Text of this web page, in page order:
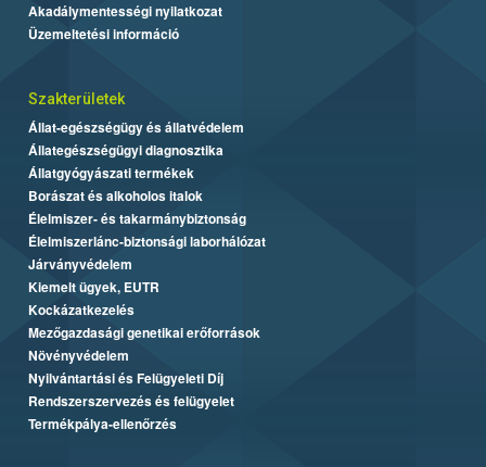
Akadálymentességi nyilatkozat
Üzemeltetési információ
Szakterületek
Állat-egészségügy és állatvédelem
Állategészségügyi diagnosztika
Állatgyógyászati termékek
Borászat és alkoholos italok
Élelmiszer- és takarmánybiztonság
Élelmiszerlánc-biztonsági laborhálózat
Járványvédelem
Kiemelt ügyek, EUTR
Kockázatkezelés
Mezőgazdasági genetikai erőforrások
Növényvédelem
Nyilvántartási és Felügyeleti Díj
Rendszerszervezés és felügyelet
Termékpálya-ellenőrzés